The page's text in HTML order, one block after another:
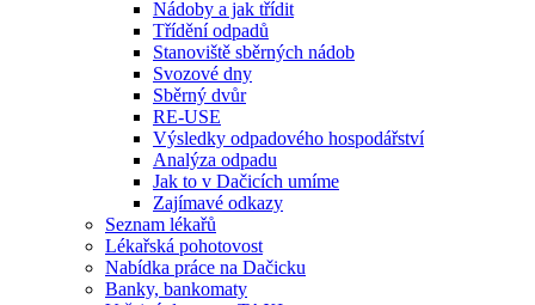
Nádoby a jak třídit
Třídění odpadů
Stanoviště sběrných nádob
Svozové dny
Sběrný dvůr
RE-USE
Výsledky odpadového hospodářství
Analýza odpadu
Jak to v Dačicích umíme
Zajímavé odkazy
Seznam lékařů
Lékařská pohotovost
Nabídka práce na Dačicku
Banky, bankomaty